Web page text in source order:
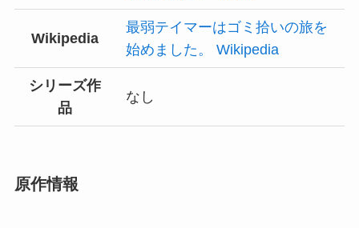
Wikipedia
最弱テイマーはゴミ拾いの旅を
始めました。 Wikipedia
シリーズ作
品
なし
原作情報